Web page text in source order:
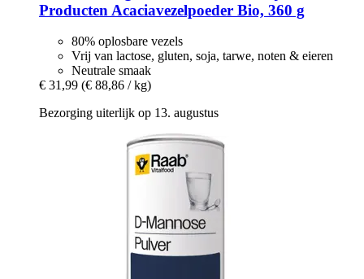
Producten Acaciavezelpoeder Bio, 360 g
80% oplosbare vezels
Vrij van lactose, gluten, soja, tarwe, noten & eieren
Neutrale smaak
€ 31,99 (€ 88,86 / kg)
Bezorging uiterlijk op 13. augustus